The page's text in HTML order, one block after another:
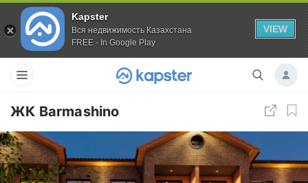
Kapster
Вся недвижимость Казахстана
FREE - In Google Play
VIEW
ЖК Barmashino